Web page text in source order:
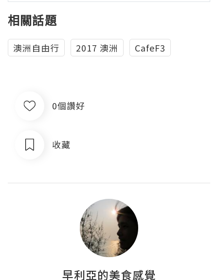
相關話題
澳洲自由行 2017 澳洲 CafeF3
0個讚好
收藏
早利亞的美食感覺